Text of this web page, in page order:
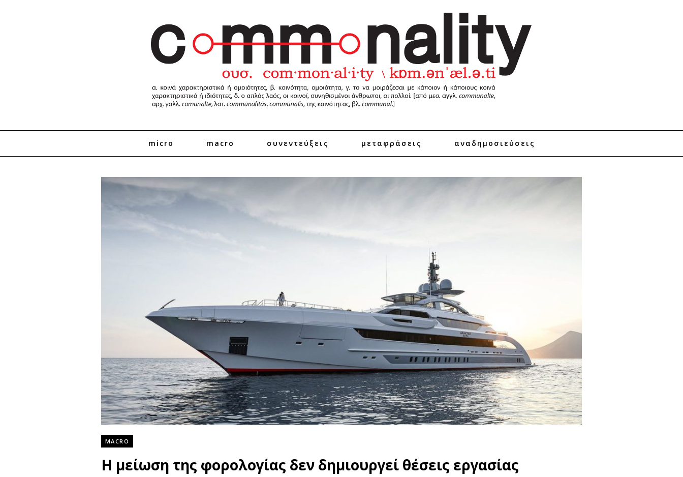
micro macro συνεντεύξεις μεταφράσεις αναδημοσιεύσεις
MACRO
Η μείωση της φορολογίας δεν δημιουργεί θέσεις εργασίας